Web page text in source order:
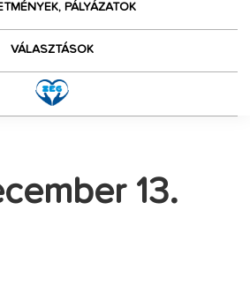
PÁLYÁZATOK
VÁLASZTÁSOK
13.